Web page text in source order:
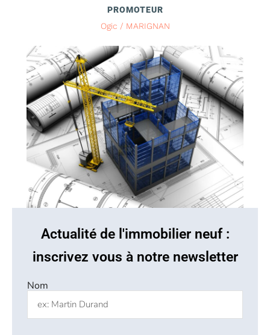
PROMOTEUR
Ogic / MARIGNAN
Actualité de l'immobilier neuf :
inscrivez vous à notre newsletter
Nom